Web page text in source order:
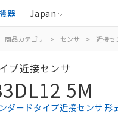
器 Japan
商品カテゴリ > センサ > 近接セ
プ近接センサ
5M
ダードタイプ近接センサ 形